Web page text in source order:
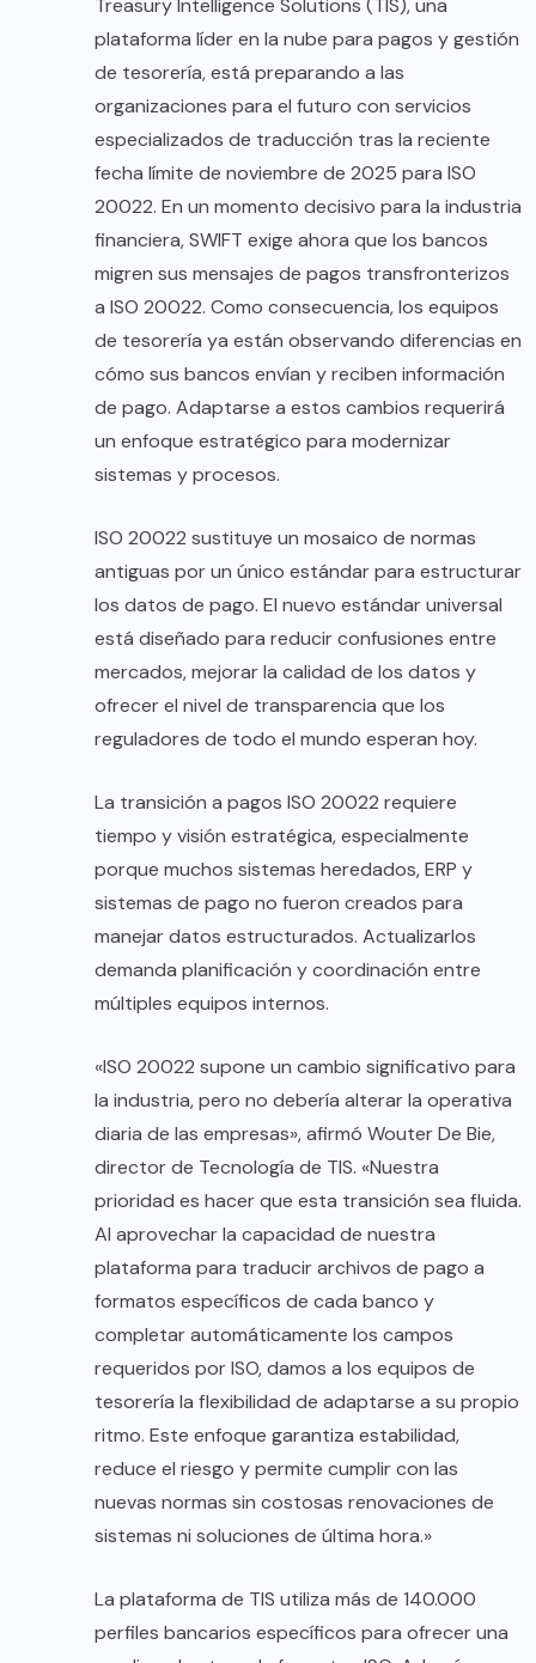
Treasury Intelligence Solutions (TIS), una
plataforma líder en la nube para pagos y gestión
de tesorería, está preparando a las
organizaciones para el futuro con servicios
especializados de traducción tras la reciente
fecha límite de noviembre de 2025 para ISO
20022. En un momento decisivo para la industria
financiera, SWIFT exige ahora que los bancos
migren sus mensajes de pagos transfronterizos
a ISO 20022. Como consecuencia, los equipos
de tesorería ya están observando diferencias en
cómo sus bancos envían y reciben información
de pago. Adaptarse a estos cambios requerirá
un enfoque estratégico para modernizar
sistemas y procesos.
ISO 20022 sustituye un mosaico de normas
antiguas por un único estándar para estructurar
los datos de pago. El nuevo estándar universal
está diseñado para reducir confusiones entre
mercados, mejorar la calidad de los datos y
ofrecer el nivel de transparencia que los
reguladores de todo el mundo esperan hoy.
La transición a pagos ISO 20022 requiere
tiempo y visión estratégica, especialmente
porque muchos sistemas heredados, ERP y
sistemas de pago no fueron creados para
manejar datos estructurados. Actualizarlos
demanda planificación y coordinación entre
múltiples equipos internos.
«ISO 20022 supone un cambio significativo para
la industria, pero no debería alterar la operativa
diaria de las empresas», afirmó Wouter De Bie,
director de Tecnología de TIS. «Nuestra
prioridad es hacer que esta transición sea fluida.
Al aprovechar la capacidad de nuestra
plataforma para traducir archivos de pago a
formatos específicos de cada banco y
completar automáticamente los campos
requeridos por ISO, damos a los equipos de
tesorería la flexibilidad de adaptarse a su propio
ritmo. Este enfoque garantiza estabilidad,
reduce el riesgo y permite cumplir con las
nuevas normas sin costosas renovaciones de
sistemas ni soluciones de última hora.»
La plataforma de TIS utiliza más de 140.000
perfiles bancarios específicos para ofrecer una